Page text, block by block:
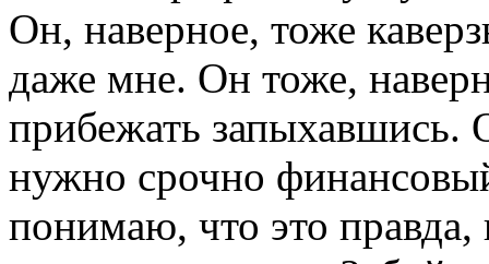
Он, наверное, тоже
даже мне. Он тоже,
прибежать запыхавшись.
нужно срочно
понимаю, что это правда,